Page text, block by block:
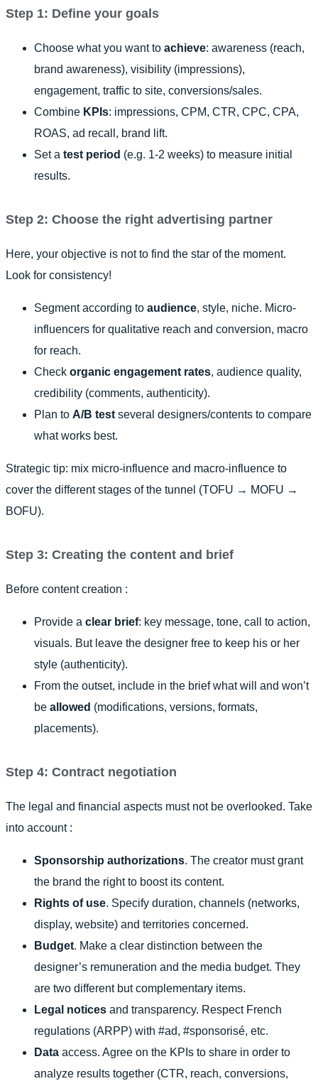
Step 1: Define your goals
Choose what you want to achieve: awareness (reach,
brand awareness), visibility (impressions),
engagement, traffic to site, conversions/sales.
Combine KPIs: impressions, CPM, CTR, CPC, CPA,
ROAS, ad recall, brand lift.
Set a test period (e.g. 1-2 weeks) to measure initial
results.
Step 2: Choose the right advertising partner
Here, your objective is not to find the star of the moment.
Look for consistency!
Segment according to audience, style, niche. Micro-
influencers for qualitative reach and conversion, macro
for reach.
Check organic engagement rates, audience quality,
credibility (comments, authenticity).
Plan to A/B test several designers/contents to compare
what works best.
Strategic tip: mix micro-influence and macro-influence to
cover the different stages of the tunnel (TOFU → MOFU →
BOFU).
Step 3: Creating the content and brief
Before content creation :
Provide a clear brief: key message, tone, call to action,
visuals. But leave the designer free to keep his or her
style (authenticity).
From the outset, include in the brief what will and won’t
be allowed (modifications, versions, formats,
placements).
Step 4: Contract negotiation
The legal and financial aspects must not be overlooked. Take
into account :
Sponsorship authorizations. The creator must grant
the brand the right to boost its content.
Rights of use. Specify duration, channels (networks,
display, website) and territories concerned.
Budget. Make a clear distinction between the
designer’s remuneration and the media budget. They
are two different but complementary items.
Legal notices and transparency. Respect French
regulations (ARPP) with #ad, #sponsorisé, etc.
Data access. Agree on the KPIs to share in order to
analyze results together (CTR, reach, conversions,